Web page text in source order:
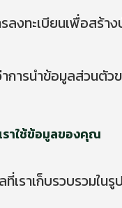
Logistics
รลงทะเบียนเพื่อสร้
าการนำข้อมูลส่วนตัว
ราใช้ข้อมูลของคุณ
ที่เราเก็บรวบรวมใ